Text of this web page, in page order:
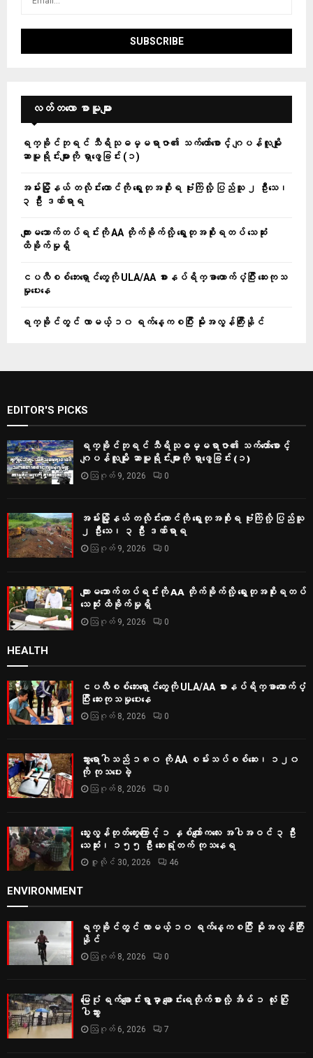
လတ်တ‌လော စာမူများ
ရက္ခိုင်ဘုရင် သီရိသုဓမ္မရာဇာ၏ သက်တော်စောင့် ဂျပန်လူမျိုး
ဆာမူရိုင်းများကို ရှာဖွေခြင်း (၁)
အမ်းမြို့နယ် တလိုင်းတောင်ကို ရွေးတုအစိုးရ ဗုံးကြဲလို့ ပြည်သူ ၂ ဦးသေ၊
၃ ဦး ဒဏ်ရာရ
ကျားမသောက်တပ်ရင်းကို AA တိုက်ခိုက်လို့ ရွေးတုအစိုးရတပ် သေဆုံး
ထိခိုက်မှုရှိ
ငပလီစစ်ဘေးရှောင်တွေကို ULA/AA စားနပ်ရိက္ခာထောက်ပံ့ပြီး ဆေးကုသ
မှုပေးနေ
ရက္ခိုင်တွင် လာမယ့် ၁၀ ရက်နေ့ကစပြီး မိုးအလွန်ကြီးနိုင်
EDITOR'S PICKS
ရက္ခိုင်ဘုရင် သီရိသုဓမ္မရာဇာ၏ သက်တော်စောင့်
ဂျပန်လူမျိုး ဆာမူရိုင်းများကို ရှာဖွေခြင်း (၁)
ဩဂုတ် 9, 2026 0
အမ်းမြို့နယ် တလိုင်းတောင်ကို ရွေးတုအစိုးရ ဗုံးကြဲလို့ ပြည်သူ
၂ ဦးသေ၊ ၃ ဦး ဒဏ်ရာရ
ဩဂုတ် 9, 2026 0
ကျားမသောက်တပ်ရင်းကို AA တိုက်ခိုက်လို့ ရွေးတုအစိုးရတပ်
သေဆုံး ထိခိုက်မှုရှိ
ဩဂုတ် 9, 2026 0
HEALTH
ငပလီစစ်ဘေးရှောင်တွေကို ULA/AA စားနပ်ရိက္ခာထောက်ပံ့
ပြီး ဆေးကုသမှုပေးနေ
ဩဂုတ် 8, 2026 0
သွားရောဂါသည် ၁၈၀ ကို AA စမ်းသပ်စစ်ဆေး၊ ၁၂၀
ကို ကုသပေးခဲ့
ဩဂုတ် 8, 2026 0
သွေးလွန်တုတ်ကွေးကြောင့် ၁ နှစ်ကျော်ကလေး အပါအဝင် ၃ ဦး
သေဆုံး၊ ၁၅၅ ဦး ဆေးရုံတက် ကုသနေရ
ဇူလိုင် 30, 2026 46
ENVIRONMENT
ရက္ခိုင်တွင် လာမယ့် ၁၀ ရက်နေ့ကစပြီး မိုးအလွန်ကြီး
နိုင်
ဩဂုတ် 8, 2026 0
မြေပုံ ရက်ချောင်းရွာမှာ ချောင်းရေတိုက်စားလို့ အိမ် ၁ လုံး ပြို
ပါသွား
ဩဂုတ် 6, 2026 7